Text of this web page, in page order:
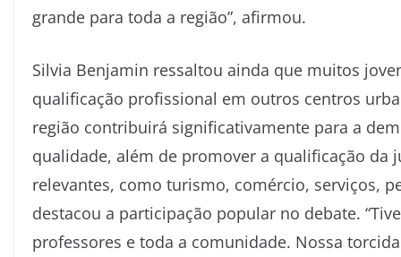
grande para toda a região”, afirmou.
Silvia Benjamin ressaltou ainda que muitos
qualificação profissional em outros centros
região contribuirá significativamente para a
qualidade, além de promover a qualificação da
relevantes, como turismo, comércio, serviços,
destacou a participação popular no debate.
professores e toda a comunidade. Nossa